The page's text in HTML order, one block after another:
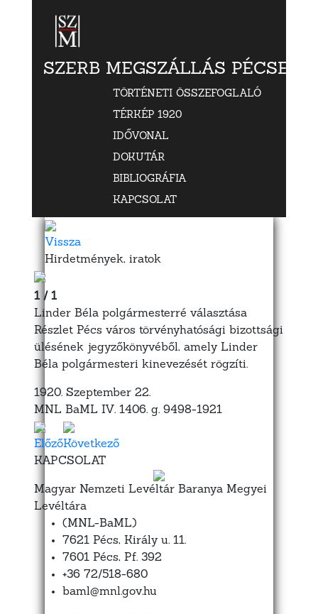
SZERB MEGSZÁLLÁS PÉCSETT
TÖRTÉNETI ÖSSZEFOGLALÓ
TÉRKÉP 1920
IDŐVONAL
DOKUTÁR
BIBLIOGRÁFIA
KAPCSOLAT
Vissza
Hirdetmények, iratok
1 / 1
Linder Béla polgármesterré választása
Részlet Pécs város törvényhatósági bizottsági
ülésének jegyzőkönyvéből, amely Linder
Béla polgármesteri kinevezését rögzíti.
1920. Szeptember 22.
MNL BaML IV. 1406. g. 9498-1921
ElőzőKövetkező
KAPCSOLAT
Magyar Nemzeti Levéltár Baranya Megyei
Levéltára
(MNL-BaML)
7621 Pécs, Király u. 11.
7601 Pécs, Pf. 392
+36 72/518-680
baml@mnl.gov.hu